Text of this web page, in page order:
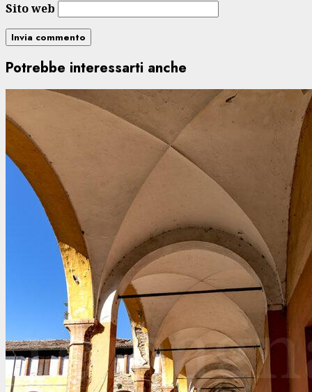
Sito web
Potrebbe interessarti anche